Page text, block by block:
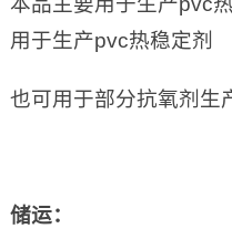
用于生产pvc热稳定剂
也可用于部分抗氧剂生
储运：